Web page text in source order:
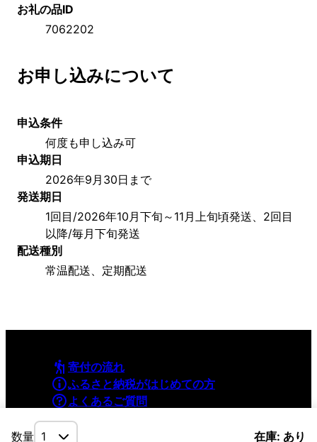
数量 在庫: あり
お礼の品ID
7062202
お申し込みについて
申込条件
何度も申し込み可
申込期日
2026年9月30日まで
発送期日
1回目/2026年10月下旬～11月上旬頃発送、2回目
以降/毎月下旬発送
配送種別
常温配送、定期配送
寄付の流れ
ふるさと納税がはじめての方
よくあるご質問
利用規約
プライバシーポリシー